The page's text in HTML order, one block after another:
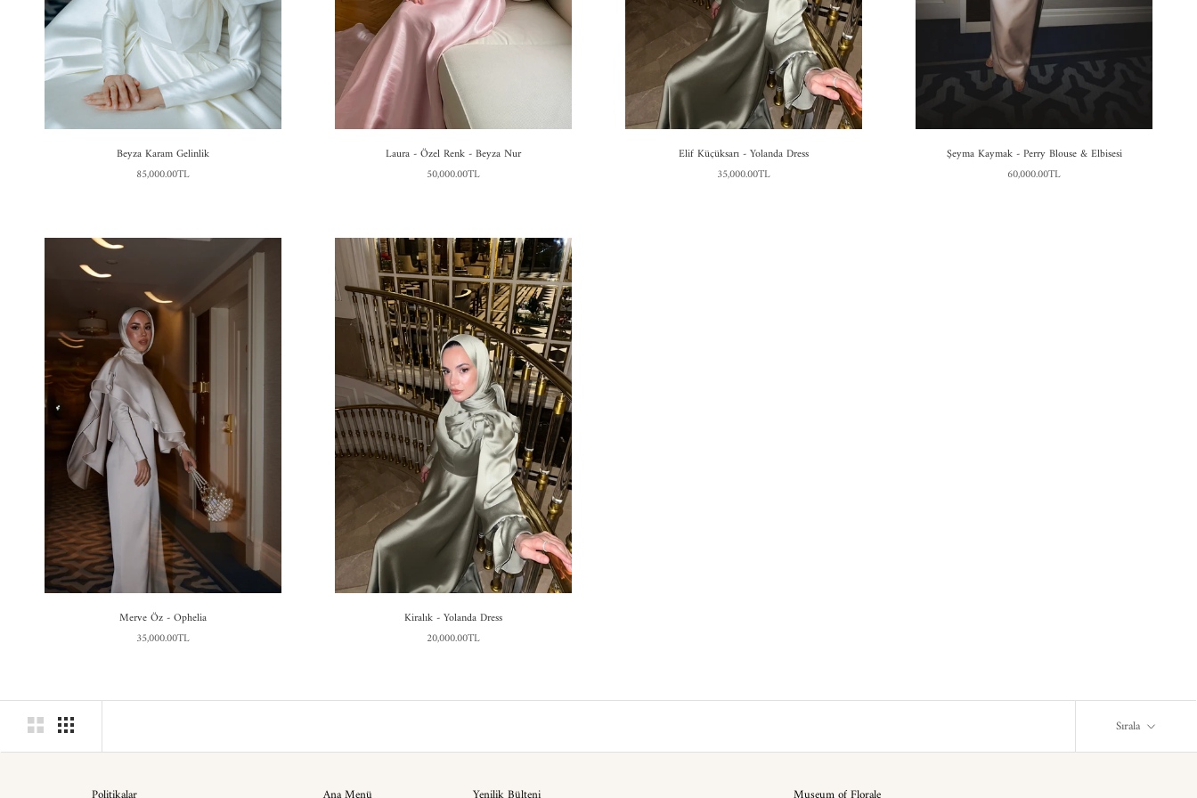
Beyza Karam Gelinlik
85,000.00TL
Laura - Özel Renk - Beyza Nur
50,000.00TL
Elif Küçüksarı - Yolanda Dress
35,000.00TL
Şeyma Kaymak - Perry Blouse & Elbisesi
60,000.00TL
Merve Öz - Ophelia
35,000.00TL
Kiralık - Yolanda Dress
20,000.00TL
Sırala